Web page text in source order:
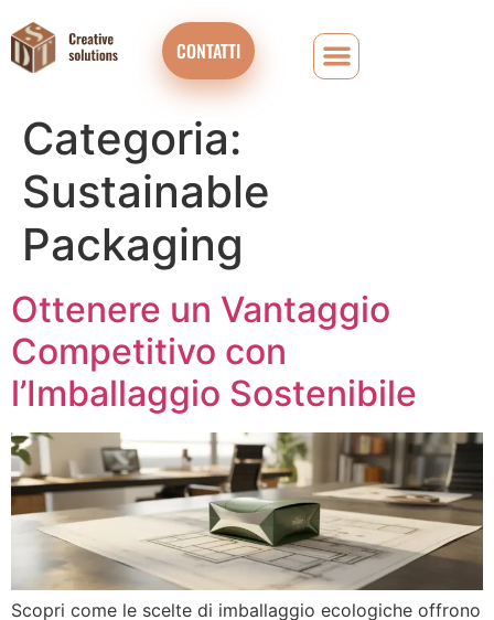
CONTATTI
Categoria:
Sustainable
Packaging
Ottenere un Vantaggio
Competitivo con
l’Imballaggio Sostenibile
Scopri come le scelte di imballaggio ecologiche offrono